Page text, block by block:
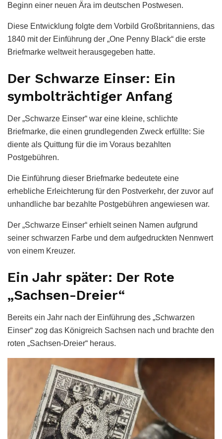
Beginn einer neuen Ära im deutschen Postwesen.
Diese Entwicklung folgte dem Vorbild Großbritanniens, das
1840 mit der Einführung der „One Penny Black“ die erste
Briefmarke weltweit herausgegeben hatte.
Der Schwarze Einser: Ein
symbolträchtiger Anfang
Der „Schwarze Einser“ war eine kleine, schlichte
Briefmarke, die einen grundlegenden Zweck erfüllte: Sie
diente als Quittung für die im Voraus bezahlten
Postgebühren.
Die Einführung dieser Briefmarke bedeutete eine
erhebliche Erleichterung für den Postverkehr, der zuvor auf
unhandliche bar bezahlte Postgebühren angewiesen war.
Der „Schwarze Einser“ erhielt seinen Namen aufgrund
seiner schwarzen Farbe und dem aufgedruckten Nennwert
von einem Kreuzer.
Ein Jahr später: Der Rote
„Sachsen-Dreier“
Bereits ein Jahr nach der Einführung des „Schwarzen
Einser“ zog das Königreich Sachsen nach und brachte den
roten „Sachsen-Dreier“ heraus.